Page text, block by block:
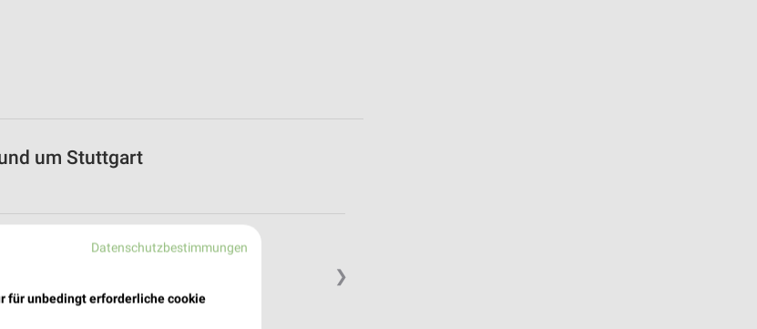
um Stuttgart
❯
Datenschutzbestimmungen
für unbedingt erforderliche cookie